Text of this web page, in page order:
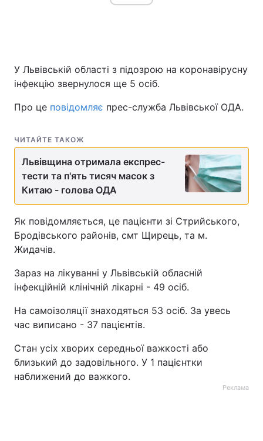
У Львівській області з підозрою на коронавірусну
інфекцію звернулося ще 5 осіб.
Про це повідомляє прес-служба Львівської ОДА.
ЧИТАЙТЕ ТАКОЖ
Львівщина отримала експрес-
тести та п'ять тисяч масок з
Китаю - голова ОДА
Як повідомляється, це пацієнти зі Стрийського,
Бродівського районів, смт Щирець, та м.
Жидачів.
Зараз на лікуванні у Львівській обласній
інфекційній клінічній лікарні - 49 осіб.
На самоізоляції знаходяться 53 осіб. За увесь
час виписано - 37 пацієнтів.
Стан усіх хворих середньої важкості або
близький до задовільного. У 1 пацієнтки
наближений до важкого.
Реклама